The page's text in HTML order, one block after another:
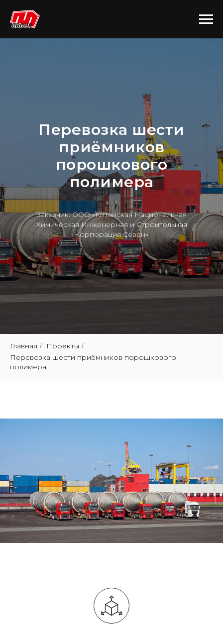
Перевозка шести
приёмников
порошкового
полимера
Заказчик: ООО «Китайская Национальная
Химическая Инженерная и Строительная
Корпорация Севен»
Главная / Проекты /
Перевозка шести приёмников порошкового
полимера